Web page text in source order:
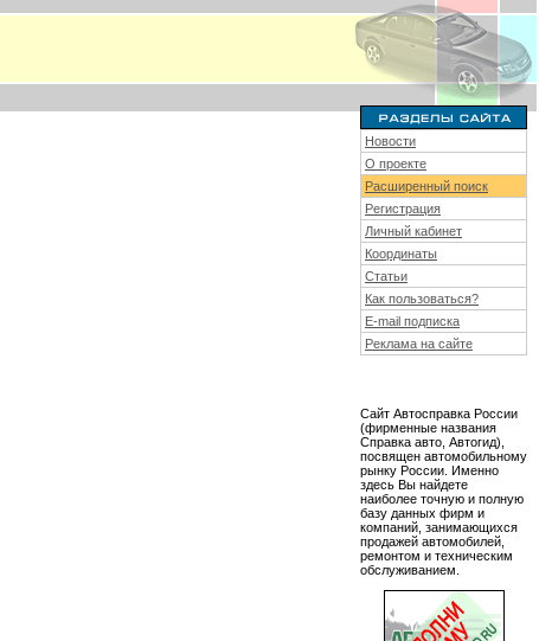
Новости
О проекте
Расширенный поиск
Регистрация
Личный кабинет
Координаты
Статьи
Как пользоваться?
E-mail подписка
Реклама на сайте
Сайт Автосправка России
(фирменные названия
Справка авто, Автогид),
посвящен автомобильному
рынку России. Именно
здесь Вы найдете
наиболее точную и полную
базу данных фирм и
компаний, занимающихся
продажей автомобилей,
ремонтом и техническим
обслуживанием.